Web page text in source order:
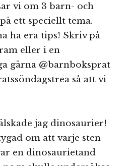
vi om 3 barn- och
ett speciellt tema.
ha era tips! Skriv på
eller i en
gärna @barnboksprat
så att vi
jag dinosaurier!
om att varje sten
en dinosaurietand